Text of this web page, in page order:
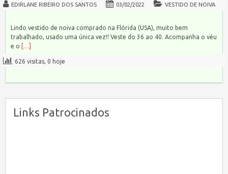
EDIRLANE RIBEIRO DOS SANTOS 03/02/2022 VESTIDO DE NOIVA
Lindo vestido de noiva comprado na Flórida (USA), muito bem
trabalhado, usado uma única vez!! Veste do 36 ao 40. Acompanha o véu
e o
[…]
626 visitas, 0 hoje
Links Patrocinados